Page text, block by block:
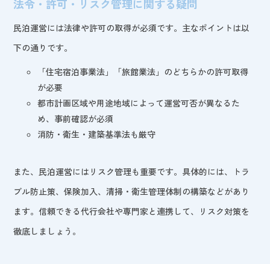
法令・許可・リスク管理に関する疑問
民泊運営には法律や許可の取得が必須です。主なポイントは以
下の通りです。
「住宅宿泊事業法」「旅館業法」のどちらかの許可取得
が必要
都市計画区域や用途地域によって運営可否が異なるた
め、事前確認が必須
消防・衛生・建築基準法も厳守
また、民泊運営にはリスク管理も重要です。具体的には、トラ
ブル防止策、保険加入、清掃・衛生管理体制の構築などがあり
ます。信頼できる代行会社や専門家と連携して、リスク対策を
徹底しましょう。